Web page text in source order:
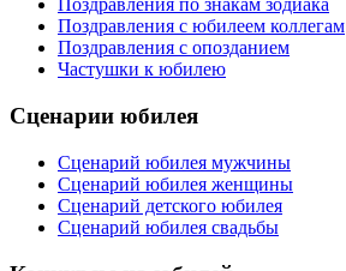
Поздравления по знакам зодиака
Поздравления с юбилеем коллегам
Поздравления с опозданием
Частушки к юбилею
Сценарии юбилея
Сценарий юбилея мужчины
Сценарий юбилея женщины
Сценарий детского юбилея
Сценарий юбилея свадьбы